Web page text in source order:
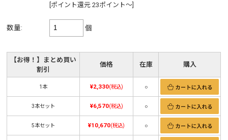
[ポイント還元 23ポイント～]
数量: 個
【お得！】まとめ買い
割引
価格 在庫 購入
1本 ¥2,330(税込) ○
3本セット ¥6,570(税込) ○
5本セット ¥10,670(税込) ○